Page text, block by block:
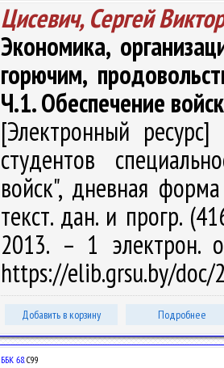
Цисевич, Сергей
Экономика,
горючим,
Ч.1. Обеспечение
[Электронный
студентов
войск", дневная
текст. дан. и прогр.
2013. – 1 электрон.
https://elib.grsu.by/doc/
Добавить в корзину Подробнее
ББК 68.С99